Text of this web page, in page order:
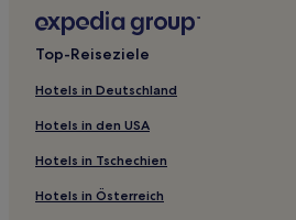
Hotels mit Fitnessbereich nahe
Familien in Crossville
Hotels mit Parkplatz in Tennessee
Luxus in Tennessee
Top-Reiseziele
Hotels in Deutschland
Hotels in den USA
Hotels in Tschechien
Hotels in Österreich